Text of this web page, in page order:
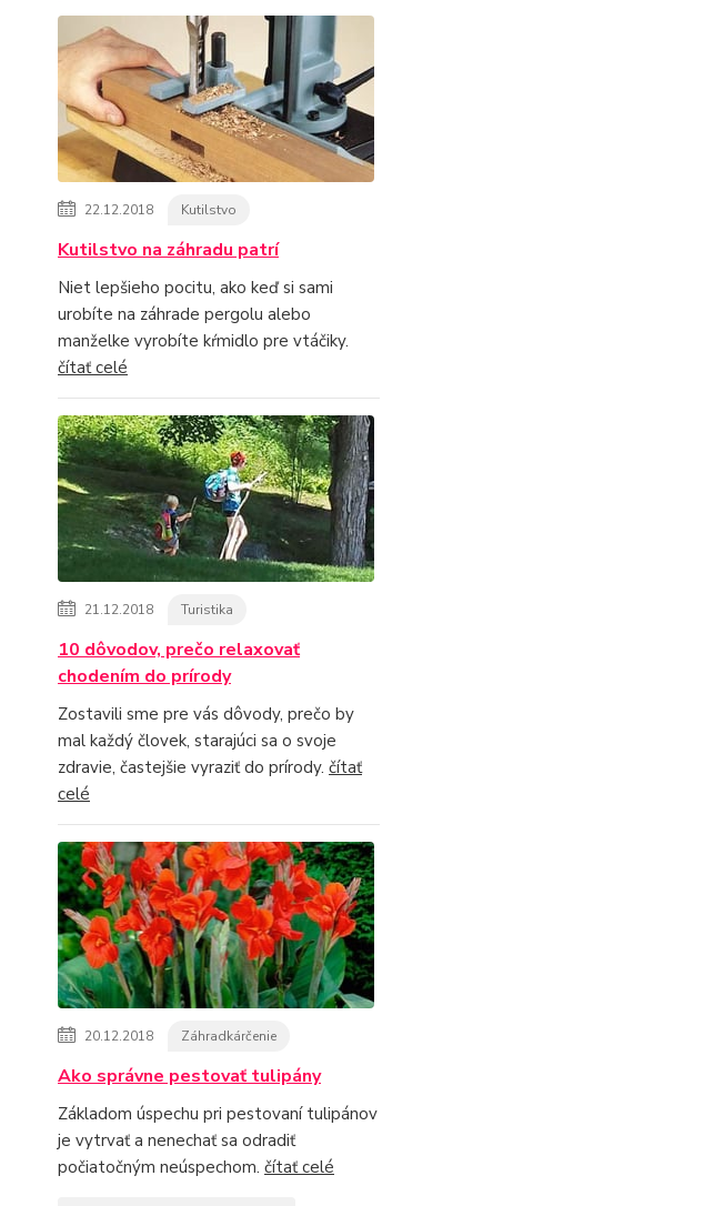
22.12.2018 Kutilstvo
Kutilstvo na záhradu patrí
Niet lepšieho pocitu, ako keď si sami
urobíte na záhrade pergolu alebo
manželke vyrobíte kŕmidlo pre vtáčiky.
čítať celé
21.12.2018 Turistika
10 dôvodov, prečo relaxovať
chodením do prírody
Zostavili sme pre vás dôvody, prečo by
mal každý človek, starajúci sa o svoje
zdravie, častejšie vyraziť do prírody. čítať
celé
20.12.2018 Záhradkárčenie
Ako správne pestovať tulipány
Základom úspechu pri pestovaní tulipánov
je vytrvať a nenechať sa odradiť
počiatočným neúspechom. čítať celé